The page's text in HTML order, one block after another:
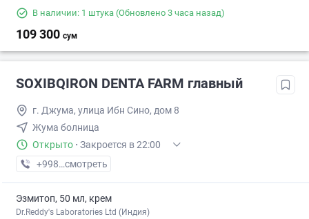
В наличии: 1 штука (Обновлено 3 часа назад)
109 300 сум
SOXIBQIRON DENTA FARM главный
г. Джума, улица Ибн Сино, дом 8
Жума болница
Открыто · Закроется в 22:00
+998 (77) XXX-XX-XX
смотреть
Эзмитоп, 50 мл, крем
Dr.Reddy's Laboratories Ltd (Индия)